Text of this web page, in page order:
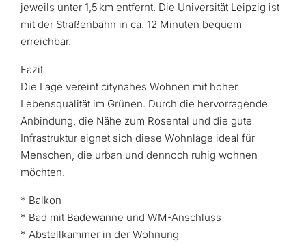
jeweils unter 1,5 km entfernt. Die Universität Leipzig ist
mit der Straßenbahn in ca. 12 Minuten bequem
erreichbar.
Fazit
Die Lage vereint citynahes Wohnen mit hoher
Lebensqualität im Grünen. Durch die hervorragende
Anbindung, die Nähe zum Rosental und die gute
Infrastruktur eignet sich diese Wohnlage ideal für
Menschen, die urban und dennoch ruhig wohnen
möchten.
* Balkon
* Bad mit Badewanne und WM-Anschluss
* Abstellkammer in der Wohnung